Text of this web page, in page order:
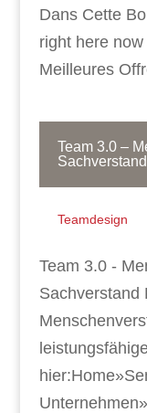
Dans Cette
right here
Meilleures
Team 3.0 –
Sachverstand
Teamdesign
Team 3.0 -
Sachverstand